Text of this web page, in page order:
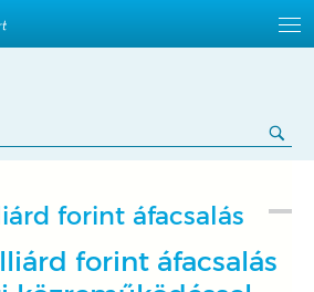
forint áfacsalás
forint áfacsalás